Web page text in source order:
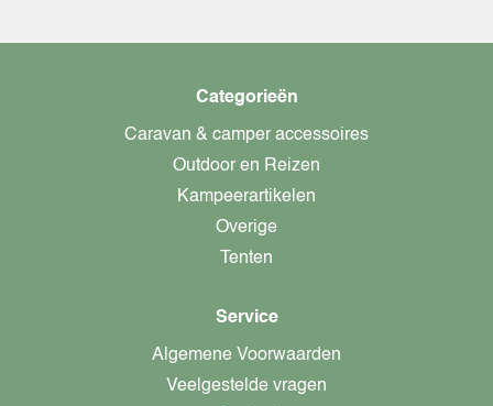
Categorieën
Caravan & camper accessoires
Outdoor en Reizen
Kampeerartikelen
Overige
Tenten
Service
Algemene Voorwaarden
Veelgestelde vragen